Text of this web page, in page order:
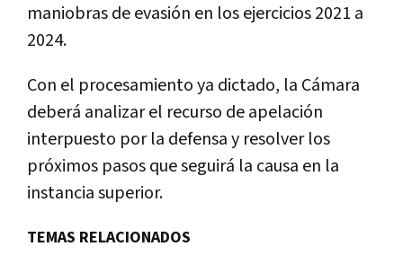
maniobras de evasión en los ejercicios 2021 a
2024.
Con el procesamiento ya dictado, la Cámara
deberá analizar el recurso de apelación
interpuesto por la defensa y resolver los
próximos pasos que seguirá la causa en la
instancia superior.
TEMAS RELACIONADOS